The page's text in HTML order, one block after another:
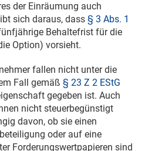
der Einräumung auch
sich daraus, dass § 3 Abs. 1
Behaltefrist für die
Option) vorsieht.
fallen nicht unter die
Fall gemäß § 23 Z 2 EStG
gegeben ist. Auch
nicht steuerbegünstigt
davon, ob sie einen
oder auf eine
Forderungswertpapieren sind